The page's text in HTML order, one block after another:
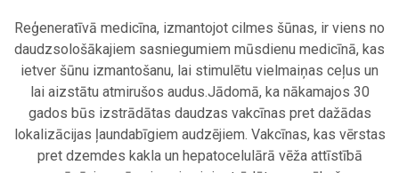
Reģeneratīvā medicīna, izmantojot cilmes šūnas, ir viens no
daudzsološākajiem sasniegumiem mūsdienu medicīnā, kas
ietver šūnu izmantošanu, lai stimulētu vielmaiņas ceļus un
lai aizstātu atmirušos audus.Jādomā, ka nākamajos 30
gados būs izstrādātas daudzas vakcīnas pret dažādas
lokalizācijas ļaundabīgiem audzējiem. Vakcīnas, kas vērstas
pret dzemdes kakla un hepatocelulārā vēža attīstībā